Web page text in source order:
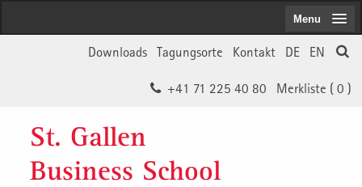
EN
DE
Kontakt
Tagungsorte
Downloads
Merkliste ( 0 )
+41 71 225 40 80
St. Gallen
Business School
Menu